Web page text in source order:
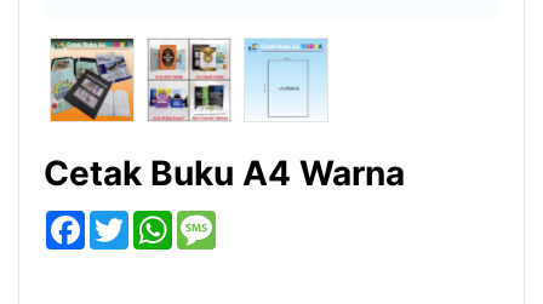
Cetak Buku A4 Warna
Facebook
TwitterWhatsApp